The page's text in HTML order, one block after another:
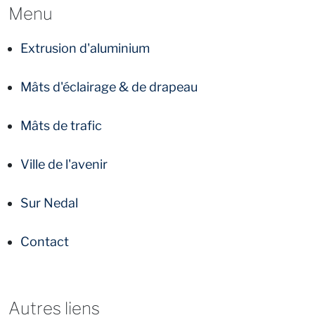
Menu
Extrusion d'aluminium
Mâts d'éclairage & de drapeau
Mâts de trafic
Ville de l'avenir
Sur Nedal
Contact
Autres liens